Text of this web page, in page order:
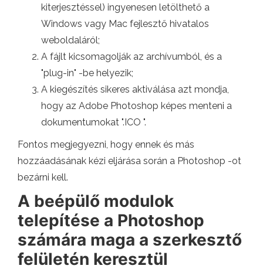
kiterjesztéssel) ingyenesen letölthető a
Windows vagy Mac fejlesztő hivatalos
weboldaláról;
A fájlt kicsomagolják az archívumból, és a
"plug-in" -be helyezik;
A kiegészítés sikeres aktiválása azt mondja,
hogy az Adobe Photoshop képes menteni a
dokumentumokat ".ICO ".
Fontos megjegyezni, hogy ennek és más
hozzáadásának kézi eljárása során a Photoshop -ot
bezárni kell.
A beépülő modulok
telepítése a Photoshop
számára maga a szerkesztő
felületén keresztül